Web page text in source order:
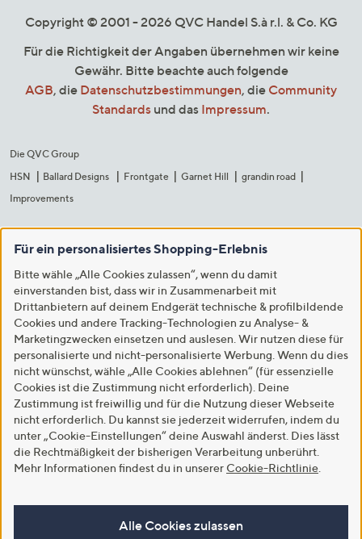
Copyright © 2001 - 2026 QVC Handel S.à r.l. & Co. KG
Für die Richtigkeit der Angaben übernehmen wir keine
Gewähr. Bitte beachte auch folgende
AGB, die Datenschutzbestimmungen, die Community
Standards und das Impressum.
Die QVC Group
HSN
Ballard Designs Frontgate Garnet Hill
grandin road
Improvements
Für ein personalisiertes Shopping-Erlebnis
Bitte wähle „Alle Cookies zulassen“, wenn du damit
einverstanden bist, dass wir in Zusammenarbeit mit
Drittanbietern auf deinem Endgerät technische & profilbildende
Cookies und andere Tracking-Technologien zu Analyse- &
Marketingzwecken einsetzen und auslesen. Wir nutzen diese für
personalisierte und nicht-personalisierte Werbung. Wenn du dies
nicht wünschst, wähle „Alle Cookies ablehnen“ (für essenzielle
Cookies ist die Zustimmung nicht erforderlich). Deine
Zustimmung ist freiwillig und für die Nutzung dieser Webseite
nicht erforderlich. Du kannst sie jederzeit widerrufen, indem du
unter „Cookie-Einstellungen“ deine Auswahl änderst. Dies lässt
die Rechtmäßigkeit der bisherigen Verarbeitung unberührt.
Mehr Informationen findest du in unserer Cookie-Richtlinie
Alle Cookies zulassen